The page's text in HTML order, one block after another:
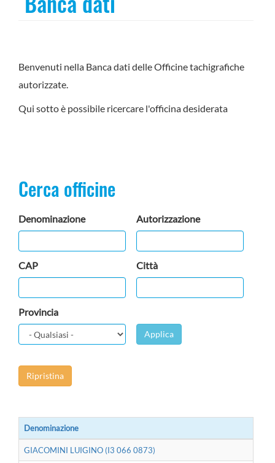
Benvenuti nella Banca dati delle Officine tachigrafiche
autorizzate.
Qui sotto è possibile ricercare l'officina desiderata
Cerca officine
Denominazione Autorizzazione
CAP Città
Provincia
Applica
Ripristina
Denominazione
GIACOMINI LUIGINO (I3 066 0873)